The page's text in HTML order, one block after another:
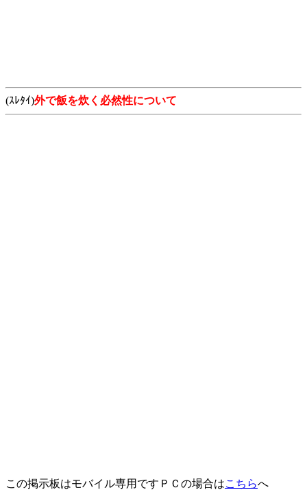
(ｽﾚﾀｲ)外で飯を炊く必然性について
この掲示板はモバイル専用ですＰＣの場合はこちらへ